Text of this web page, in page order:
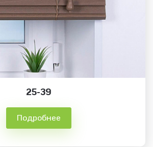
25-39
Подробнее